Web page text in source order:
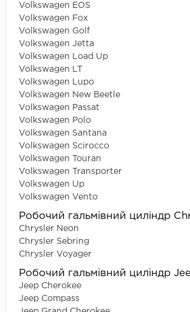
Volkswagen EOS
Volkswagen Fox
Volkswagen Golf
Volkswagen Jetta
Volkswagen Load Up
Volkswagen LT
Volkswagen Lupo
Volkswagen New Beetle
Volkswagen Passat
Volkswagen Polo
Volkswagen Santana
Volkswagen Scirocco
Volkswagen Touran
Volkswagen Transporter
Volkswagen Up
Volkswagen Vento
Робочий гальмівний циліндр
Chrysler Neon
Chrysler Sebring
Chrysler Voyager
Робочий гальмівний циліндр
Jeep Cherokee
Jeep Compass